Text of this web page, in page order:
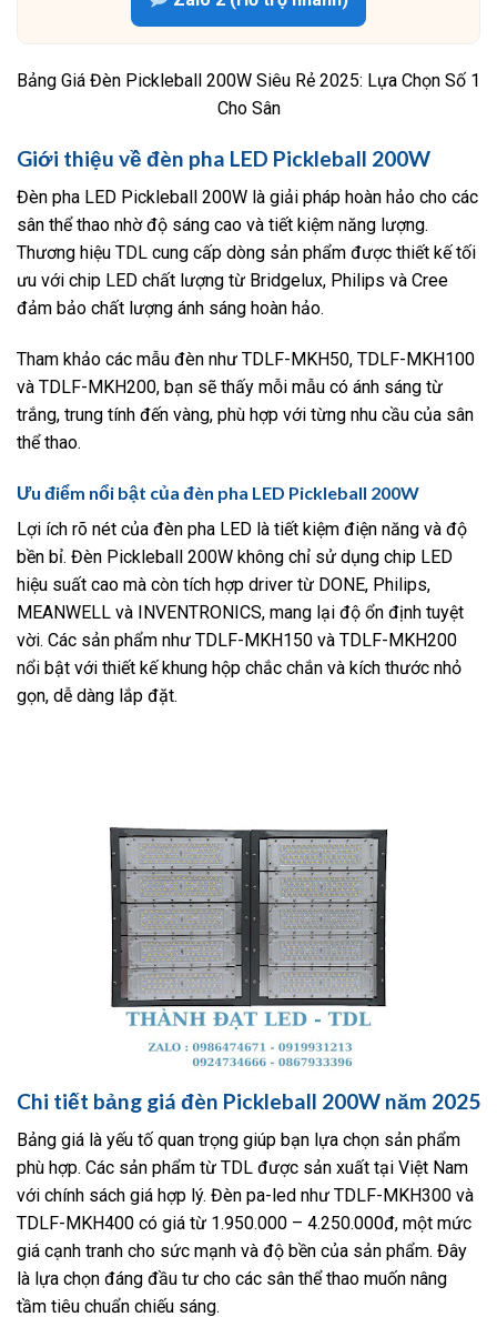
Bảng Giá Đèn Pickleball 200W Siêu Rẻ 2025: Lựa Chọn Số 1
Cho Sân
Giới thiệu về đèn pha LED Pickleball 200W
Đèn pha LED Pickleball 200W là giải pháp hoàn hảo cho các
sân thể thao nhờ độ sáng cao và tiết kiệm năng lượng.
Thương hiệu TDL cung cấp dòng sản phẩm được thiết kế tối
ưu với chip LED chất lượng từ Bridgelux, Philips và Cree
đảm bảo chất lượng ánh sáng hoàn hảo.
Tham khảo các mẫu đèn như TDLF-MKH50, TDLF-MKH100
và TDLF-MKH200, bạn sẽ thấy mỗi mẫu có ánh sáng từ
trắng, trung tính đến vàng, phù hợp với từng nhu cầu của sân
thể thao.
Ưu điểm nổi bật của đèn pha LED Pickleball 200W
Lợi ích rõ nét của đèn pha LED là tiết kiệm điện năng và độ
bền bỉ. Đèn Pickleball 200W không chỉ sử dụng chip LED
hiệu suất cao mà còn tích hợp driver từ DONE, Philips,
MEANWELL và INVENTRONICS, mang lại độ ổn định tuyệt
vời. Các sản phẩm như TDLF-MKH150 và TDLF-MKH200
nổi bật với thiết kế khung hộp chắc chắn và kích thước nhỏ
gọn, dễ dàng lắp đặt.
Chi tiết bảng giá đèn Pickleball 200W năm 2025
Bảng giá là yếu tố quan trọng giúp bạn lựa chọn sản phẩm
phù hợp. Các sản phẩm từ TDL được sản xuất tại Việt Nam
với chính sách giá hợp lý. Đèn pa-led như TDLF-MKH300 và
TDLF-MKH400 có giá từ 1.950.000 – 4.250.000đ, một mức
giá cạnh tranh cho sức mạnh và độ bền của sản phẩm. Đây
là lựa chọn đáng đầu tư cho các sân thể thao muốn nâng
tầm tiêu chuẩn chiếu sáng.